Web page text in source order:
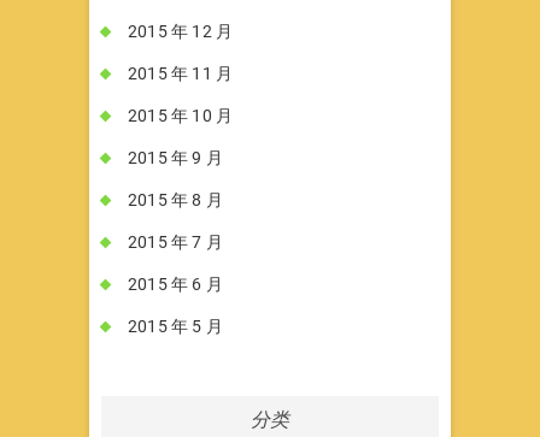
2015 年 12 月
2015 年 11 月
2015 年 10 月
2015 年 9 月
2015 年 8 月
2015 年 7 月
2015 年 6 月
2015 年 5 月
分类